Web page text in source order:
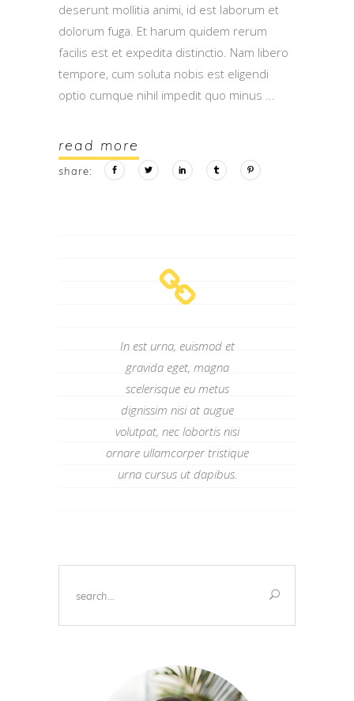
deserunt mollitia animi, id est laborum et
dolorum fuga. Et harum quidem rerum
facilis est et expedita distinctio. Nam libero
tempore, cum soluta nobis est eligendi
optio cumque nihil impedit quo minus
read more
share:
In est urna, euismod et
gravida eget, magna
scelerisque eu metus
dignissim nisi at augue
volutpat, nec lobortis nisi
ornare ullamcorper tristique
urna cursus ut dapibus.